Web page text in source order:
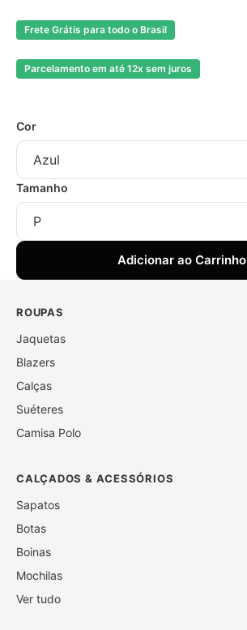
Frete Grátis para todo o Brasil
Parcelamento em até 12x sem juros
Cor
Tamanho
Adicionar ao Carrinho
ROUPAS
Jaquetas
Blazers
Calças
Suéteres
Camisa Polo
CALÇADOS & ACESSÓRIOS
Sapatos
Botas
Boinas
Mochilas
Ver tudo